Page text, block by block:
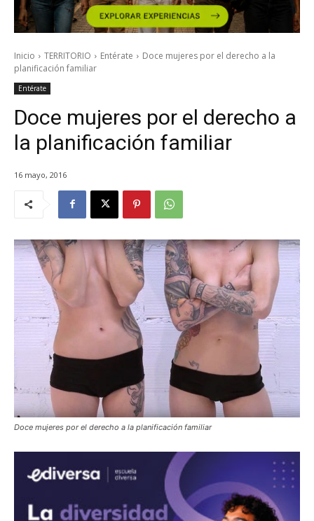
Inicio TERRITORIO Entérate
Doce mujeres por el derecho a la
planificación familiar
Entérate
Doce mujeres por el derecho a
la planificación familiar
16 mayo, 2016
Doce mujeres por el derecho a la planificación familiar